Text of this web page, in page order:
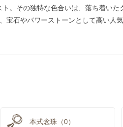
。その独特な色合いは、落ち着いた
宝石やパワーストーンとして高い人
本式念珠（0）